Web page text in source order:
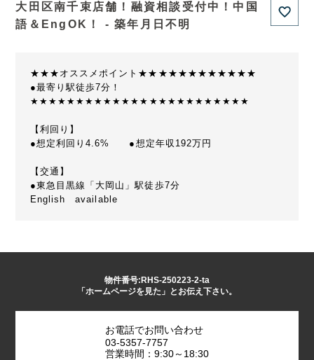
大田区南千束店舗！融資相談受付中！中国
語＆EngOK！ - 築年月日不明
★★★オススメポイント★★★★★★★★★★★★
●最寄り駅徒歩7分！
★★★★★★★★★★★★★★★★★★★★★★★★
【利回り】
●想定利回り4.6% ●想定年収192万円
【交通】
●東急目黒線「大岡山」駅徒歩7分
English available
物件番号:RHS-250223-2-ta
「ホームページを見た」とお伝え下さい。
お電話でお問い合わせ
03-5357-7757
営業時間：9:30～18:30